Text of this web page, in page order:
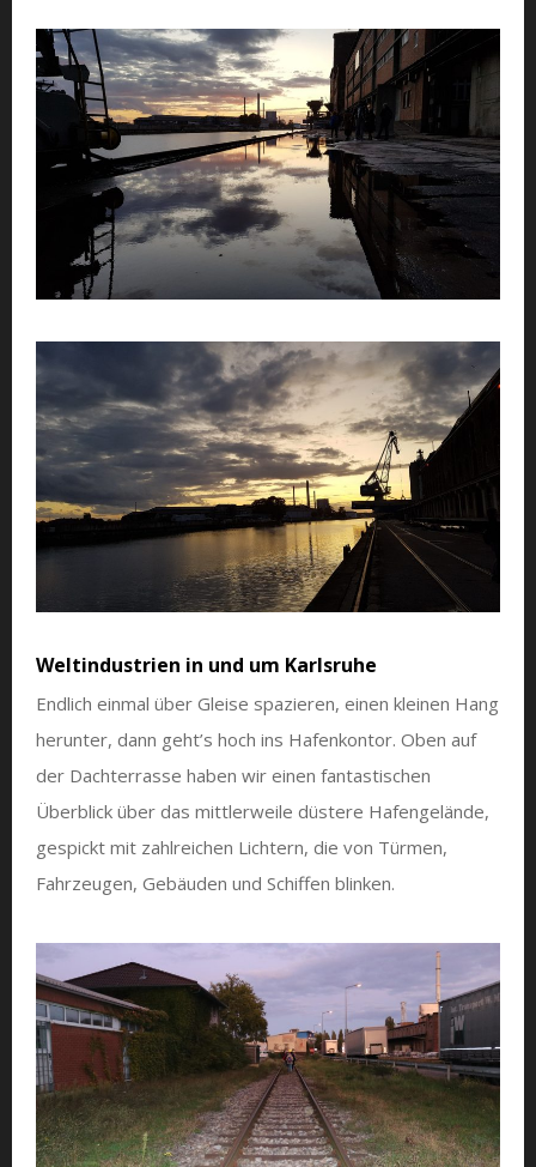
Weltindustrien in und um Karlsruhe
Endlich einmal über Gleise spazieren, einen kleinen Hang
herunter, dann geht’s hoch ins Hafenkontor. Oben auf
der Dachterrasse haben wir einen fantastischen
Überblick über das mittlerweile düstere Hafengelände,
gespickt mit zahlreichen Lichtern, die von Türmen,
Fahrzeugen, Gebäuden und Schiffen blinken.